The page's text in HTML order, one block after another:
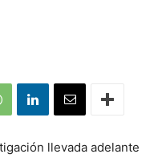
llevada adelante